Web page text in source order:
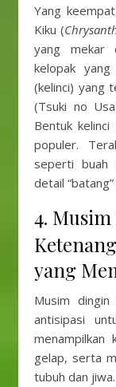
Yang
Kiku (
yang mekar
kelopak
(kelinci) yang
(Tsuki no
Bentuk
populer.
seperti buah
detail
4.
yang
Musim dingin
antisipasi
gelap, serta
tubuh dan jiwa.